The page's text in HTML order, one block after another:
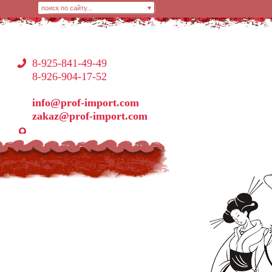
8-925-841-49-49
8-926-904-17-52
info@prof-import.com
zakaz@prof-import.com